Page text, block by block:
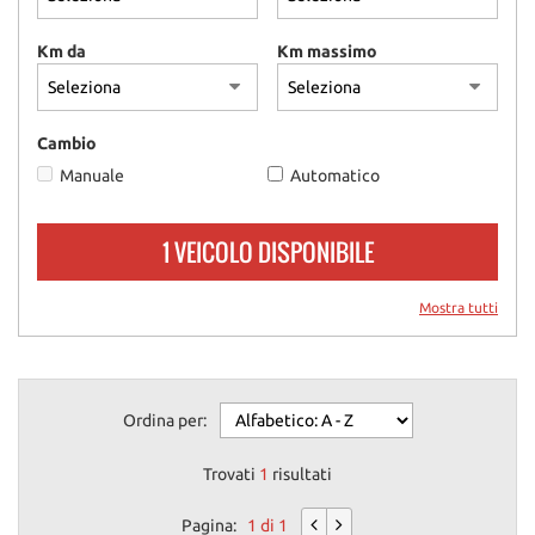
Km da Km massimo
Cambio
Manuale
Automatico
1 VEICOLO DISPONIBILE
Mostra tutti
Ordina per:
Trovati 1 risultati
Pagina: 1 di 1
questi
strumenti
di
tracciamento
rimanda
alla
e
le
scelte